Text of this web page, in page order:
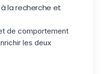
à la recherche et
de comportement
les deux